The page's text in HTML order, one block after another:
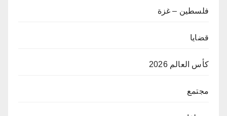
فلسطين – غزة
قضايا
كأس العالم 2026
مجتمع